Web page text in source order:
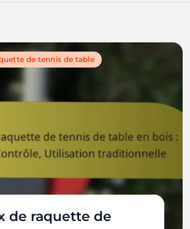
de tennis de table
de raquette de